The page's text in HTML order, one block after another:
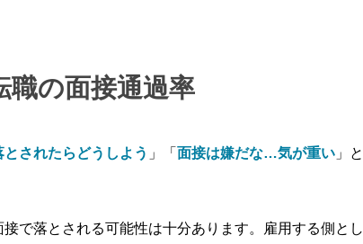
職の面接通過率
とされたらどうしよう 」「 面接は嫌だな…気が重い 」と
で落とされる可能性は十分あります。雇用する側とし